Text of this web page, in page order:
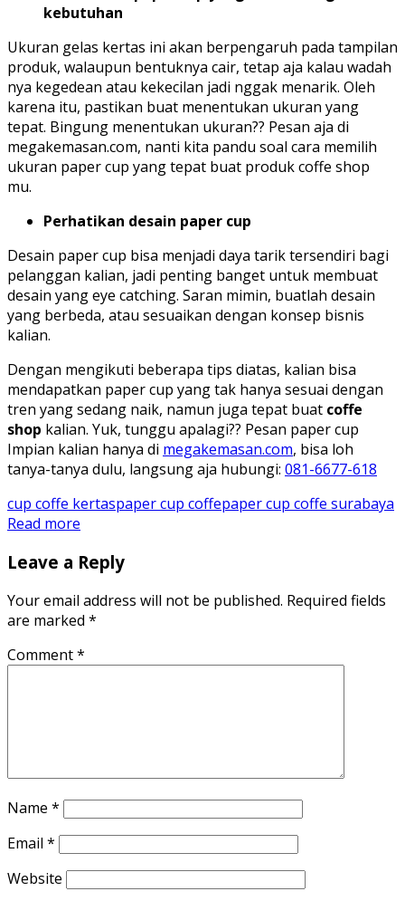
kebutuhan
Ukuran gelas kertas ini akan berpengaruh pada tampilan
produk, walaupun bentuknya cair, tetap aja kalau wadah
nya kegedean atau kekecilan jadi nggak menarik. Oleh
karena itu, pastikan buat menentukan ukuran yang
tepat. Bingung menentukan ukuran?? Pesan aja di
megakemasan.com, nanti kita pandu soal cara memilih
ukuran paper cup yang tepat buat produk coffe shop
mu.
Perhatikan desain paper cup
Desain paper cup bisa menjadi daya tarik tersendiri bagi
pelanggan kalian, jadi penting banget untuk membuat
desain yang eye catching. Saran mimin, buatlah desain
yang berbeda, atau sesuaikan dengan konsep bisnis
kalian.
Dengan mengikuti beberapa tips diatas, kalian bisa
mendapatkan paper cup yang tak hanya sesuai dengan
tren yang sedang naik, namun juga tepat buat coffe
shop kalian. Yuk, tunggu apalagi?? Pesan paper cup
Impian kalian hanya di megakemasan.com, bisa loh
tanya-tanya dulu, langsung aja hubungi: 081-6677-618
cup coffe kertaspaper cup coffepaper cup coffe surabaya
Read more
Leave a Reply
Your email address will not be published. Required fields
are marked *
Comment*
Name *
Email *
Website